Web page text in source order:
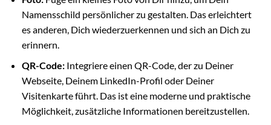
Namensschild persönlicher zu gestalten. Das erleichtert
es anderen, Dich wiederzuerkennen und sich an Dich zu
erinnern.
QR-Code:Integriere einen QR-Code, der zu Deiner
Webseite, Deinem LinkedIn-Profil oder Deiner
Visitenkarte führt. Das ist eine moderne und praktische
Möglichkeit, zusätzliche Informationen bereitzustellen.